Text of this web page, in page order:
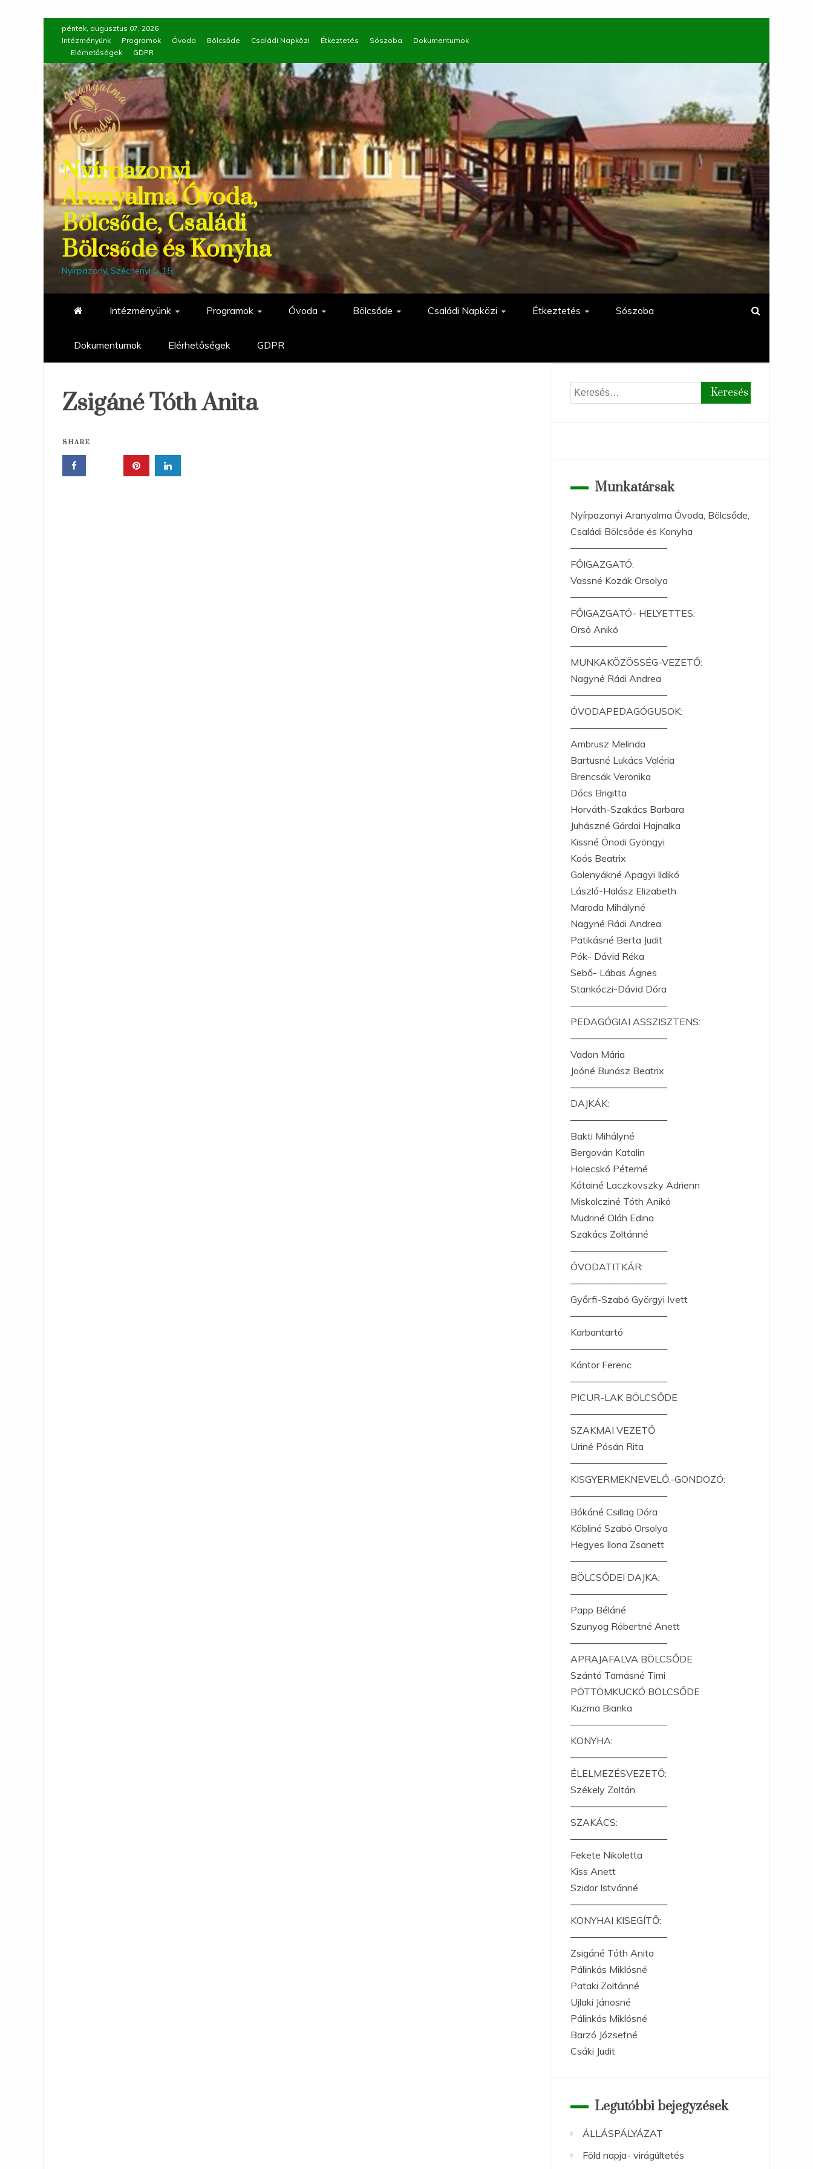
content
péntek, augusztus 07, 2026
Intézményünk
Programok Óvoda Bölcsőde Családi Napközi Étkeztetés Sószoba
Dokumentumok
Elérhetőségek
GDPR
Nyírpazonyi
Aranyalma Óvoda,
Bölcsőde, Családi
Bölcsőde és Konyha
Nyírpazony, Széchenyi u. 15.
Intézményünk Programok Óvoda Bölcsőde Családi Napközi Étkeztetés Sószoba
Dokumentumok Elérhetőségek GDPR
Zsigáné Tóth Anita
SHARE
Keresés:
Munkatársak
Nyírpazonyi Aranyalma Óvoda, Bölcsőde,
Családi Bölcsőde és Konyha
——————————
FŐIGAZGATÓ:
Vassné Kozák Orsolya
——————————
FŐIGAZGATÓ- HELYETTES:
Orsó Anikó
——————————
MUNKAKÖZÖSSÉG-VEZETŐ:
Nagyné Rádi Andrea
——————————
ÓVODAPEDAGÓGUSOK:
——————————
Ambrusz Melinda
Bartusné Lukács Valéria
Brencsák Veronika
Dócs Brigitta
Horváth-Szakács Barbara
Juhászné Gárdai Hajnalka
Kissné Ónodi Gyöngyi
Koós Beatrix
Golenyákné Apagyi Ildikó
László-Halász Elizabeth
Maroda Mihályné
Nagyné Rádi Andrea
Patikásné Berta Judit
Pók- Dávid Réka
Sebő- Lábas Ágnes
Stankóczi-Dávid Dóra
——————————
PEDAGÓGIAI ASSZISZTENS:
——————————
Vadon Mária
Joóné Bunász Beatrix
——————————
DAJKÁK:
——————————
Bakti Mihályné
Bergován Katalin
Holecskó Péterné
Kótainé Laczkovszky Adrienn
Miskolcziné Tóth Anikó
Mudriné Oláh Edina
Szakács Zoltánné
——————————
ÓVODATITKÁR:
——————————
Győrfi-Szabó Györgyi Ivett
——————————
Karbantartó
——————————
Kántor Ferenc
——————————
PICUR-LAK BÖLCSŐDE
——————————
SZAKMAI VEZETŐ
Uriné Pósán Rita
——————————
KISGYERMEKNEVELŐ,-GONDOZÓ:
——————————
Bókáné Csillag Dóra
Köbliné Szabó Orsolya
Hegyes Ilona Zsanett
——————————
BÖLCSŐDEI DAJKA:
——————————
Papp Béláné
Szunyog Róbertné Anett
——————————
APRAJAFALVA BÖLCSŐDE
Szántó Tamásné Timi
PÖTTÖMKUCKÓ BÖLCSŐDE
Kuzma Bianka
——————————
KONYHA:
——————————
ÉLELMEZÉSVEZETŐ:
Székely Zoltán
——————————
SZAKÁCS:
——————————
Fekete Nikoletta
Kiss Anett
Szidor Istvánné
——————————
KONYHAI KISEGÍTŐ:
——————————
Zsigáné Tóth Anita
Pálinkás Miklósné
Pataki Zoltánné
Ujlaki Jánosné
Pálinkás Miklósné
Barzó Józsefné
Csáki Judit
Legutóbbi bejegyzések
ÁLLÁSPÁLYÁZAT
Föld napja- virágültetés